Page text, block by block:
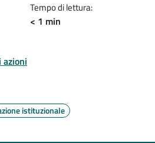
Tempo di lettura:
< 1 min
azioni
istituzionale